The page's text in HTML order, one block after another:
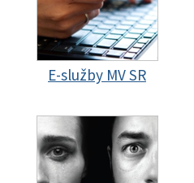
E-služby MV SR